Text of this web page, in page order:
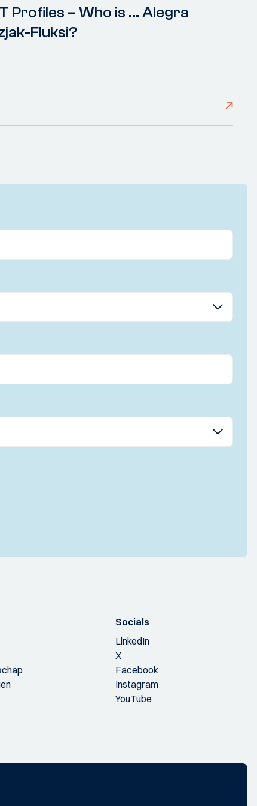
Profiles – Who is ... Alegra
Fluksi?
Socials
LinkedIn
X
Facebook
Instagram
YouTube